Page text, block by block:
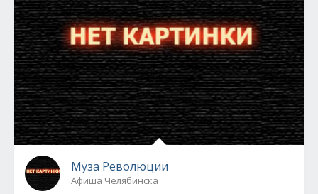
Муза Революции
Афиша Челябинска